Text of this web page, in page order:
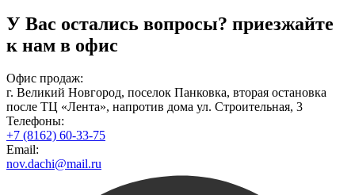
У Вас остались вопросы? приезжайте
к нам в офис
Офис продаж:
г. Великий Новгород, поселок Панковка, вторая остановка
после ТЦ «Лента», напротив дома ул. Строительная, 3
Телефоны:
+7 (8162) 60-33-75
Email:
nov.dachi@mail.ru